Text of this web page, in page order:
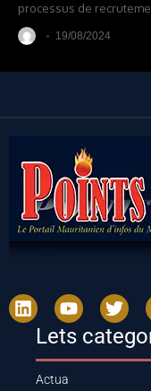
processus de
19/08/2024
Lets
Actua